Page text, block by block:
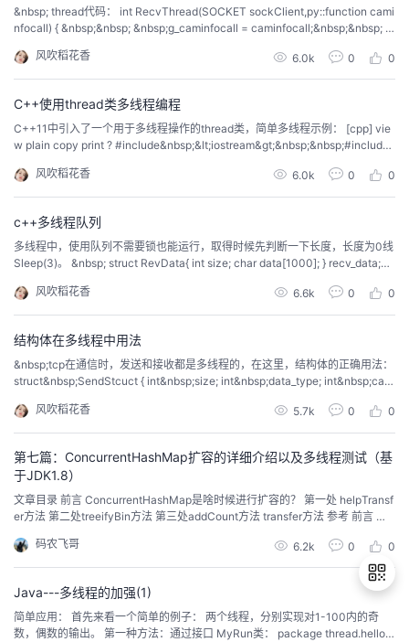
&nbsp; thread代码： int RecvThread(SOCKET sockClient,py::function cami
nfocall) { &nbsp;&nbsp; &nbsp;g_caminfocall = caminfocall;&nbsp;&nbsp; &
风吹稻花香
6.0k 0 0
C++使用thread类多线程编程
C++11中引入了一个用于多线程操作的thread类，简单多线程示例： [cpp] vie
w plain copy print ? #include&nbsp;&lt;iostream&gt;&nbsp;&nbsp;#include
风吹稻花香
6.0k 0 0
c++多线程队列
多线程中，使用队列不需要锁也能运行，取得时候先判断一下长度，长度为0线
Sleep(3)。 &nbsp; struct RevData{ int size; char data[1000]; } recv_data;&n
&lt;m...风吹稻花香 6.6k 0 0
结构体在多线程中用法
&nbsp;tcp在通信时，发送和接收都是多线程的，在这里，结构体的正确用法：
struct&nbsp;SendStcuct { int&nbsp;size; int&nbsp;data_type; int&nbsp;cam
mem...风吹稻花香 5.7k 0 0
第七篇：ConcurrentHashMap扩容的详细介绍以及多线程测试（基
于JDK1.8）
文章目录 前言 ConcurrentHashMap是啥时候进行扩容的？ 第一处 helpTransf
er方法 第二处treeifyBin方法 第三处addCount方法 transfer方法 参考 前言 前
ConcurrentH...
码农飞哥 6.2k 0 0
Java---多线程的加强(1)
简单应用： 首先来看一个简单的例子： 两个线程，分别实现对1-100内的奇
数，偶数的输出。 第一种方法：通过接口 MyRun类： package thread.hello; /